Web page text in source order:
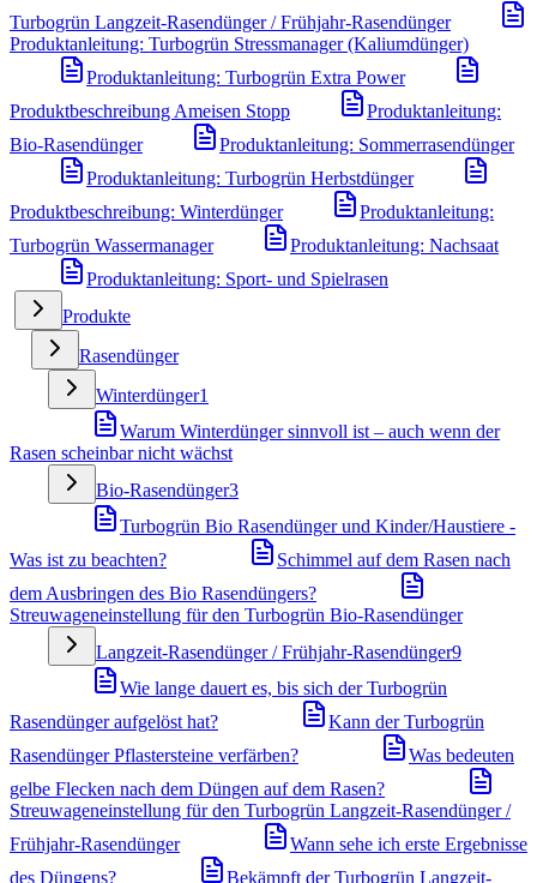
Turbogrün Langzeit-Rasendünger / Frühjahr-Rasendünger
Produktanleitung: Turbogrün Stressmanager (Kaliumdünger)
Produktanleitung: Turbogrün Extra Power
Produktbeschreibung Ameisen Stopp
Produktanleitung:
Bio-Rasendünger
Produktanleitung: Sommerrasendünger
Produktanleitung: Turbogrün Herbstdünger
Produktbeschreibung: Winterdünger
Produktanleitung:
Turbogrün Wassermanager
Produktanleitung: Nachsaat
Produktanleitung: Sport- und Spielrasen
Produkte
Rasendünger
Winterdünger1
Warum Winterdünger sinnvoll ist – auch wenn der
Rasen scheinbar nicht wächst
Bio-Rasendünger3
Turbogrün Bio Rasendünger und Kinder/Haustiere -
Was ist zu beachten?
Schimmel auf dem Rasen nach
dem Ausbringen des Bio Rasendüngers?
Streuwageneinstellung für den Turbogrün Bio-Rasendünger
Langzeit-Rasendünger / Frühjahr-Rasendünger9
Wie lange dauert es, bis sich der Turbogrün
Rasendünger aufgelöst hat?
Kann der Turbogrün
Rasendünger Pflastersteine verfärben?
Was bedeuten
gelbe Flecken nach dem Düngen auf dem Rasen?
Streuwageneinstellung für den Turbogrün Langzeit-Rasendünger /
Frühjahr-Rasendünger
Wann sehe ich erste Ergebnisse
des Düngens?
Bekämpft der Turbogrün Langzeit-